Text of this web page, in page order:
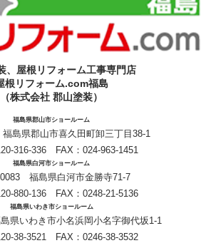
、屋根リフォーム工事専門店
根リフォーム.com福島
（株式会社 郡山塗装）
福島県郡山市ショールーム
福島県郡山市喜久田町卸三丁目38-1
316-336 FAX：024-963-1451
福島県白河市ショールーム
福島県白河市金勝寺71-7
880-136 FAX：0248-21-5136
福島県いわき市ショールーム
県いわき市小名浜岡小名字御代坂1-1
38-3521 FAX：0246-38-3532